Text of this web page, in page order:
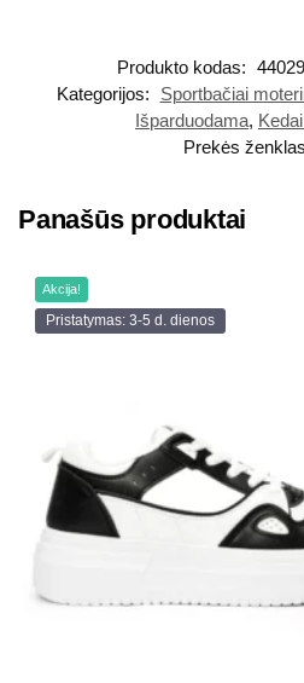
Produkto kodas:
Kategorijos:
Sportbačiai
Išparduodama,
Prekės
Panašūs produktai
Akcija!
Pristatymas: 3-5 d. dienos